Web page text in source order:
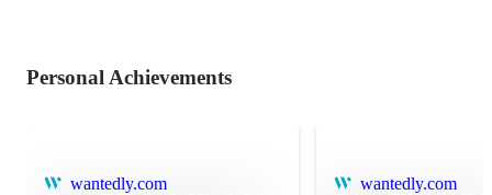
Personal Achievements
wantedly.com wantedly.com